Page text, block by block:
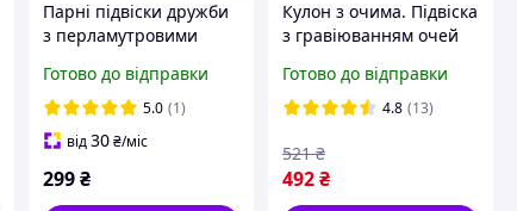
Парні підвіски дружби
з перламутровими
підвіски для подруг,
підвіски з метеликом
Готово до відправки
5.0 (1)
від30 ₴/міс
299 ₴
Кулон з очима. Підвіска
з гравіюванням очей
для хлопця, ювелірна
сталь
Готово до відправки
4.8 (13)
492₴
521 ₴